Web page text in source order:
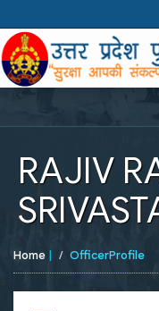
RAJIV
Home | OfficerProfile